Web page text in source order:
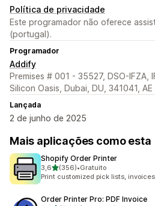
Política de privacidade
Este programador não oferece
(portugal).
Programador
Addify
Premises # 001 - 35527, DSO-IFZA,
Silicon Oasis, Dubai, DU, 341041, AE
Lançada
2 de junho de 2025
Mais aplicações como esta
Shopify Order Printer
3,6de 5 estrelas
(356)
356 total de avaliações
•Gratuito
Print customized pick lists,
Order Printer Pro: PDF Invoice